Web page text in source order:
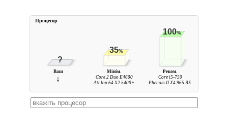
?
35%
100%
Ваш
↓
Мінім.
Core 2 Duo E4600
Athlon 64 X2 5400+
Реком.
Core i5-750
Phenom II X4 965 BE
Процесор